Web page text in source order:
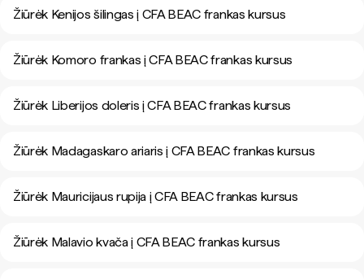
Žiūrėk Kenijos šilingas į CFA BEAC frankas kursus
Žiūrėk Komoro frankas į CFA BEAC frankas kursus
Žiūrėk Liberijos doleris į CFA BEAC frankas kursus
Žiūrėk Madagaskaro ariaris į CFA BEAC frankas kursus
Žiūrėk Mauricijaus rupija į CFA BEAC frankas kursus
Žiūrėk Malavio kvača į CFA BEAC frankas kursus